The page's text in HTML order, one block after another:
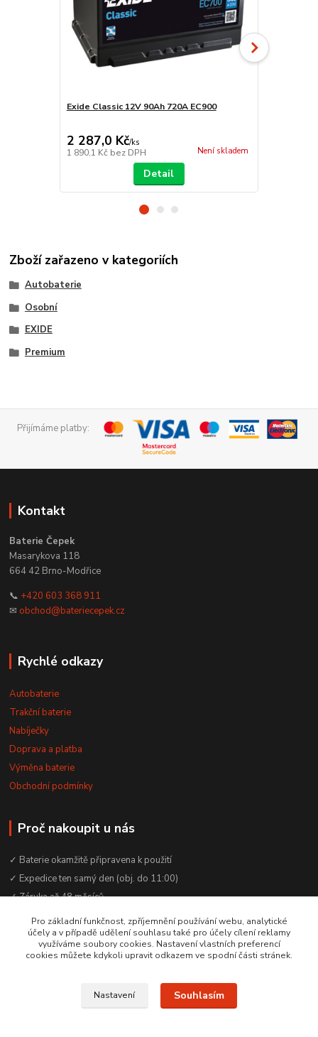
Exide Classic 12V 90Ah 720A EC900
2 287,0 Kč/ks
1 890,1 Kč bez DPH Není skladem
Detail
Zboží zařazeno v kategoriích
Autobaterie
Osobní
EXIDE
Premium
Přijímáme platby:
Kontakt
Baterie Čepek
Masarykova 118
664 42 Brno-Modřice
📞 +420 603 368 911
✉ obchod@bateriecepek.cz
Rychlé odkazy
Autobaterie
Trakční baterie
Nabíječky
Doprava a platba
Výměna baterie
Obchodní podmínky
Proč nakoupit u nás
✓ Baterie okamžitě připravena k použití
✓ Expedice ten samý den (obj. do 11:00)
✓ Záruka až 48 měsíců
✓ Odborné poradenství zdarma
✓ Česká rodinná firma od 2012
✓ YouTube kanál s návody a testy baterií
Pro základní funkčnost, zpříjemnění používání webu, analytické
účely a v případě udělení souhlasu také pro účely cílení reklamy
využíváme soubory cookies. Nastavení vlastních preferencí
cookies můžete kdykoli upravit odkazem ve spodní části stránek.
Nastavení Souhlasím